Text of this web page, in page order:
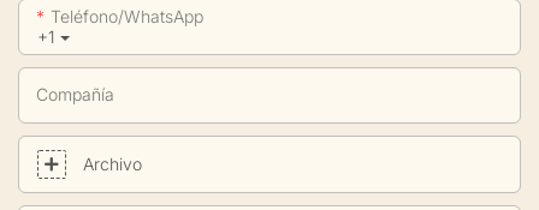
+1
Teléfono/WhatsApp
Compañía
Archivo